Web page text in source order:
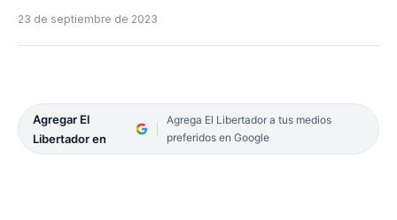
23 de septiembre de 2023
Agregar El
Libertador en
Agrega El Libertador a tus medios
preferidos en Google